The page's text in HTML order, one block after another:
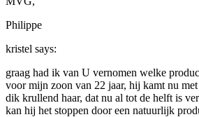
Philippe
kristel says:
graag had ik van U vernomen welke
voor mijn zoon van 22 jaar, hij kamt nu
dik krullend haar, dat nu al tot de helft is
kan hij het stoppen door een natuurlijk